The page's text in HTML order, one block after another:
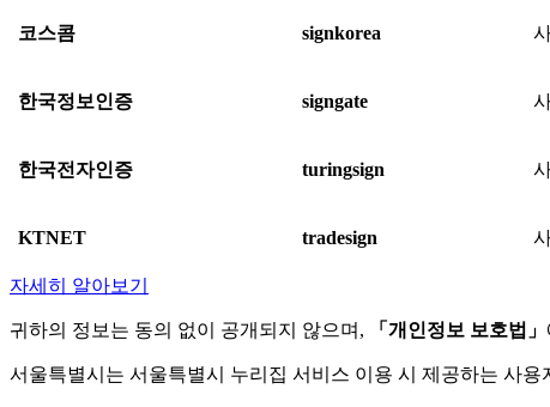
코스콤 signkorea
한국정보인증 signgate
한국전자인증 turingsign
KTNET tradesign
자세히 알아보기
귀하의 정보는 동의 없이 공개되지 않으며, 「개인정보 보호법」
서울특별시는 서울특별시 누리집 서비스 이용 시 제공하는 사